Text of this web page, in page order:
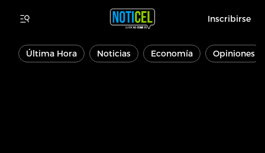
Inscribirse
Última Hora Noticias Economía Opiniones